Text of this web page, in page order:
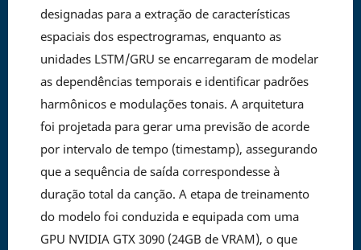
designadas para a extração de características
espaciais dos espectrogramas, enquanto as
unidades LSTM/GRU se encarregaram de modelar
as dependências temporais e identificar padrões
harmônicos e modulações tonais. A arquitetura
foi projetada para gerar uma previsão de acorde
por intervalo de tempo (timestamp), assegurando
que a sequência de saída correspondesse à
duração total da canção. A etapa de treinamento
do modelo foi conduzida e equipada com uma
GPU NVIDIA GTX 3090 (24GB de VRAM), o que